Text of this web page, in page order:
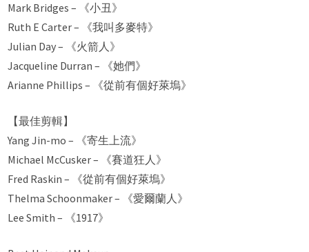
Mark Bridges – 《小丑》
Ruth E Carter – 《我叫多麥特》
Julian Day – 《火箭人》
Jacqueline Durran – 《她們》
Arianne Phillips – 《從前有個好萊塢》
【最佳剪輯】
Yang Jin-mo – 《寄生上流》
Michael McCusker – 《賽道狂人》
Fred Raskin – 《從前有個好萊塢》
Thelma Schoonmaker – 《愛爾蘭人》
Lee Smith – 《1917》